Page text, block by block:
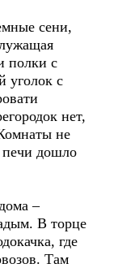
сени,
полки с
уголок с
нет,
не
печи дошло
–
В торце
где
Там